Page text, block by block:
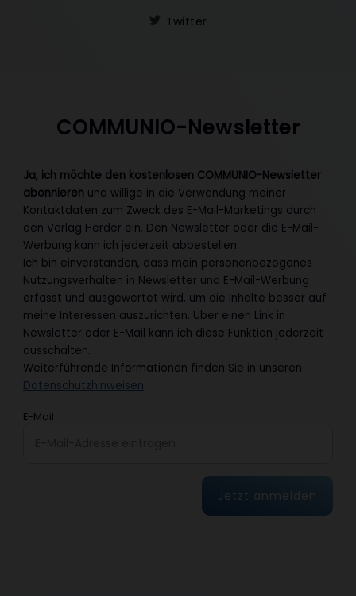
Twitter
COMMUNIO-Newsletter
Ja, ich möchte den kostenlosen COMMUNIO-Newsletter
abonnieren und willige in die Verwendung meiner
Kontaktdaten zum Zweck des E-Mail-Marketings durch
den Verlag Herder ein. Den Newsletter oder die E-Mail-
Werbung kann ich jederzeit abbestellen.
Ich bin einverstanden, dass mein personenbezogenes
Nutzungsverhalten in Newsletter und E-Mail-Werbung
erfasst und ausgewertet wird, um die Inhalte besser auf
meine Interessen auszurichten. Über einen Link in
Newsletter oder E-Mail kann ich diese Funktion jederzeit
ausschalten.
Weiterführende Informationen finden Sie in unseren
Datenschutzhinweisen.
E-Mail
Jetzt anmelden